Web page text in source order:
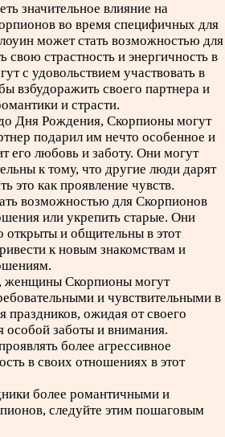
значительное влияние на
во время специфичных для
может стать возможностью для
свою страстность и энергичность в
с удовольствием участвовать в
взбудоражить своего партнера и
и страсти.
Дня Рождения, Скорпионы могут
подарил им нечто особенное и
его любовь и заботу. Они могут
к тому, что другие люди дарят
это как проявление чувств.
возможностью для Скорпионов
или укрепить старые. Они
открыты и общительны в этот
к новым знакомствам и
женщины Скорпионы могут
и чувствительными в
праздников, ожидая от своего
особой заботы и внимания.
более агрессивное
в своих отношениях в этот
более романтичными и
следуйте этим пошаговым